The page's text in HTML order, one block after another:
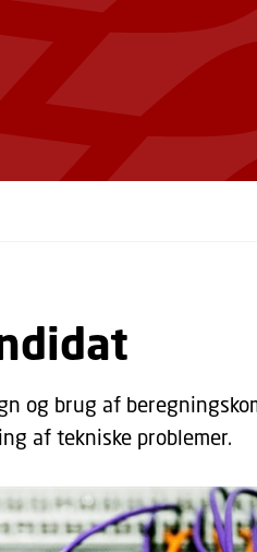
og brug af
af tekniske problemer.